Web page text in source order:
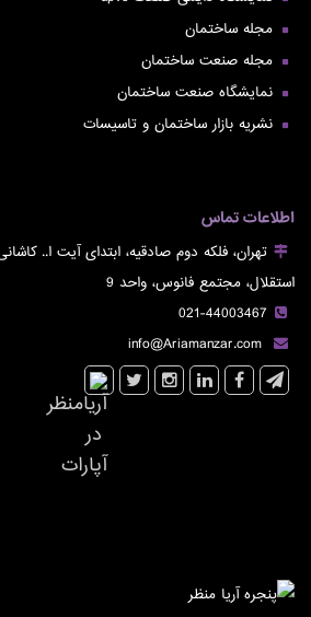
مجله ساختمان
مجله صنعت ساختمان
نمایشگاه صنعت ساختمان
نشریه بازار ساختمان و تاسیسات
اطلاعات تماس
تهران، فلکه دوم صادقیه، ابتدای آیت ا..
استقلال، مجتمع فانوس، واحد 9
021-44003467